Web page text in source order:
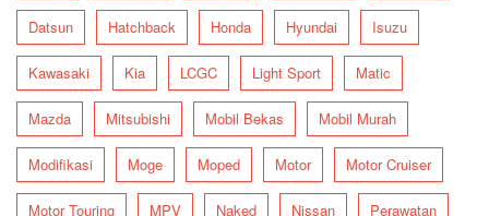
Datsun Hatchback Honda Hyundai Isuzu
Kawasaki Kia LCGC Light Sport Matic
Mazda Mitsubishi Mobil Bekas Mobil Murah
Modifikasi Moge Moped Motor Motor Cruiser
Motor Touring MPV Naked Nissan Perawatan